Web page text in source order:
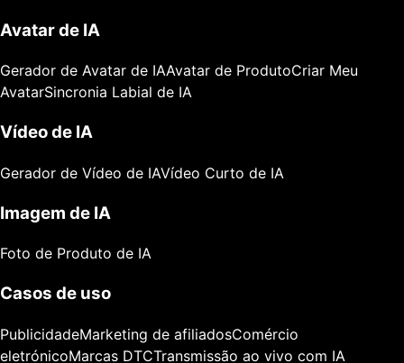
Avatar de IA
Gerador de Avatar de IAAvatar de ProdutoCriar Meu
AvatarSincronia Labial de IA
Vídeo de IA
Gerador de Vídeo de IAVídeo Curto de IA
Imagem de IA
Foto de Produto de IA
Casos de uso
PublicidadeMarketing de afiliadosComércio
eletrónicoMarcas DTCTransmissão ao vivo com IA